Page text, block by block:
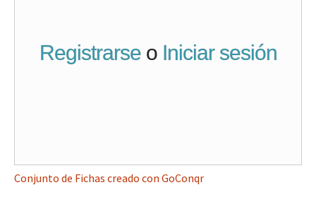
Conjunto de Fichas creado con GoConqr